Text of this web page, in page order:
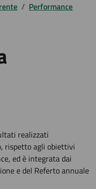
/ Performance
realizzati
rispetto agli obiettivi
ed è integrata dai
e del Referto annuale